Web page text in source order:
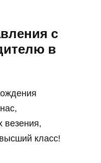
с
в
везения,
класс!